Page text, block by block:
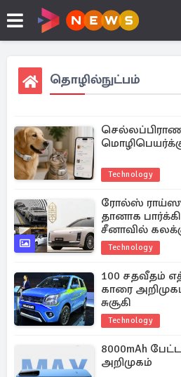
தொழில்நுட்பம்
Technology
ரோல்ஸ்
தானாக
சீனாவில்
விலை
Technology
100 சதவீதம்
காரை
சுசூகி
Technology
8000mAh
அறிமுகம்